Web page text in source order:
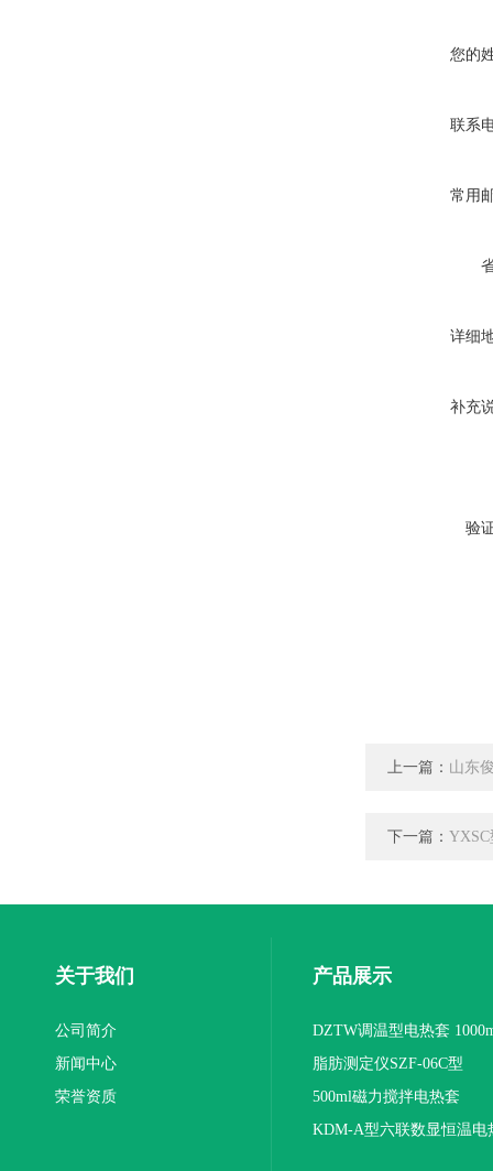
您的
联系
常用
详细
补充
验
上一篇： 山东
下一篇：
关于我们
公司简介
新闻中心
荣誉资质
产品展示
DZTW调温型电热套
联
脂肪测定仪SZF-06C型
500ml磁力搅拌电热套
KDM-A型六联数显恒温电